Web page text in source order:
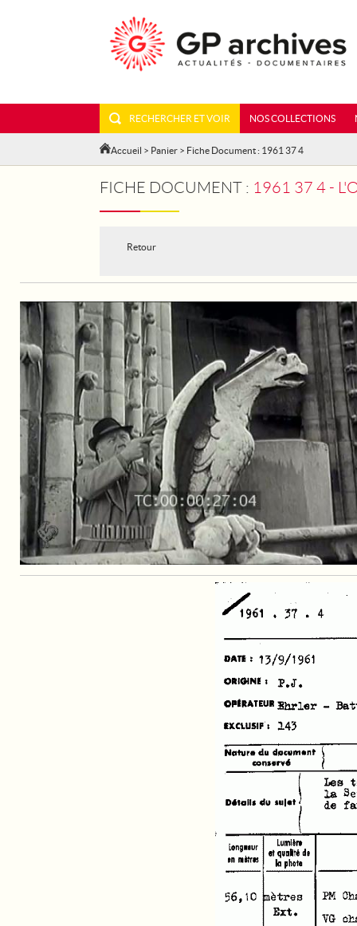
RECHERCHER ET VOIR NOS COLLECTIONS
Accueil > Panier > Fiche Document : 1961 37 4
FICHE DOCUMENT : 1961 37 4 -
Retour